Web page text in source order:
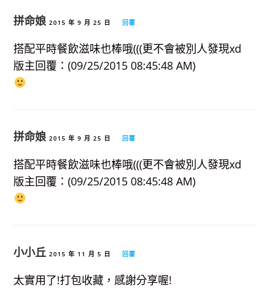
拼命娘 2015 年 9 月 25 日 回覆
搭配平時餐飲滋味也棒哦(((更不會被別人發現xd
版主回覆：(09/25/2015 08:45:48 AM)
拼命娘 2015 年 9 月 25 日 回覆
搭配平時餐飲滋味也棒哦(((更不會被別人發現xd
版主回覆：(09/25/2015 08:45:48 AM)
小小丘 2015 年 11 月 5 日 回覆
太實用了!打包收藏，感謝分享喔!